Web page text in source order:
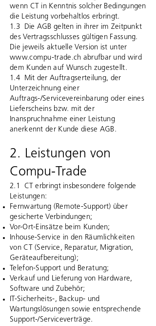
wenn CT in Kenntnis solcher Bedingungen
die Leistung vorbehaltlos erbringt.
1.3 Die AGB gelten in ihrer im Zeitpunkt
des Vertragsschlusses gültigen Fassung.
Die jeweils aktuelle Version ist unter
www.compu-trade.ch abrufbar und wird
dem Kunden auf Wunsch zugestellt.
1.4 Mit der Auftragserteilung, der
Unterzeichnung einer
Auftrags-/Servicevereinbarung oder eines
Lieferscheins bzw. mit der
Inanspruchnahme einer Leistung
anerkennt der Kunde diese AGB.
2. Leistungen von
Compu-Trade
2.1 CT erbringt insbesondere folgende
Leistungen:
Fernwartung (Remote-Support) über
gesicherte Verbindungen;
Vor-Ort-Einsätze beim Kunden;
Inhouse-Service in den Räumlichkeiten
von CT (Service, Reparatur, Migration,
Geräteaufbereitung);
Telefon-Support und Beratung;
Verkauf und Lieferung von Hardware,
Software und Zubehör;
IT-Sicherheits-, Backup- und
Wartungslösungen sowie entsprechende
Support-/Serviceverträge.